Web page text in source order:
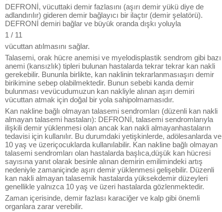
DEFRONİ, vücuttaki demir fazlasını (aşırı demir yükü diye de
adlandırılır) gideren demir bağlayıcı bir ilaçtır (demir şelatörü).
DEFRONİ demiri bağlar ve büyük oranda dışkı yoluyla
1 / 11
vücuttan atılmasını sağlar.
Talasemi, orak hücre anemisi ve myelodisplastik sendrom gibi bazı
anemi (kansızlık) tipleri bulunan hastalarda tekrar tekrar kan nakli
gerekebilir. Bununla birlikte, kan naklinin tekrarlanmasıaşırı demir
birikimine sebep olabilmektedir. Bunun sebebi kanda demir
bulunması vevücudumuzun kan nakliyle alınan aşırı demiri
vücuttan atmak için doğal bir yola sahipolmamasıdır.
Kan nakline bağlı olmayan talasemi sendromları (düzenli kan nakli
almayan talasemi hastaları): DEFRONİ, talasemi sendromlarıyla
ilişkili demir yüklenmesi olan ancak kan nakli almayanhastaların
tedavisi için kullanılır. Bu durumdaki yetişkinlerde, adölesanlarda ve
10 yaş ve üzeriçocuklarda kullanılabilir. Kan nakline bağlı olmayan
talasemi sendromları olan hastalarda başlıca,düşük kan hücresi
sayısına yanıt olarak besinle alınan demirin emilimindeki artış
nedeniyle zamaniçinde aşırı demir yüklenmesi gelişebilir. Düzenli
kan nakli almayan talasemik hastalarda yüksekdemir düzeyleri
genellikle yalnızca 10 yaş ve üzeri hastalarda gözlenmektedir.
Zaman içerisinde, demir fazlası karaciğer ve kalp gibi önemli
organlara zarar verebilir.